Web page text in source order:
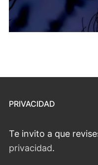
PRIVACIDAD
Te invito a que
privacidad.